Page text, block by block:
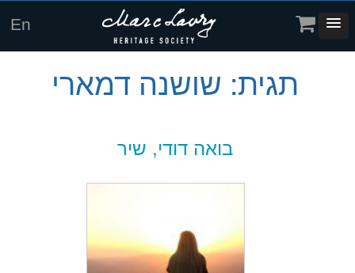
En
תגית: שושנה דמארי
בואה דודי, שיר